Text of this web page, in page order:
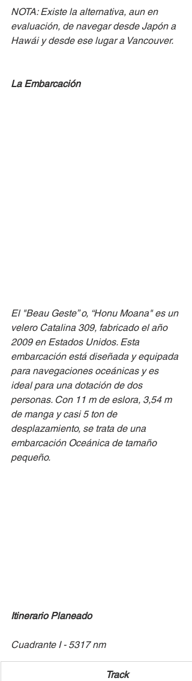
NOTA: Existe la alternativa, aun en
evaluación, de navegar desde Japón a
Hawái y desde ese lugar a Vancouver.
La Embarcación
El "Beau Geste” o, “Honu Moana" es un
velero Catalina 309, fabricado el año
2009 en Estados Unidos. Esta
embarcación está diseñada y equipada
para navegaciones oceánicas y es
ideal para una dotación de dos
personas. Con 11 m de eslora, 3,54 m
de manga y casi 5 ton de
desplazamiento, se trata de una
embarcación Oceánica de tamaño
pequeño.
Itinerario Planeado
Cuadrante I - 5317 nm
Track